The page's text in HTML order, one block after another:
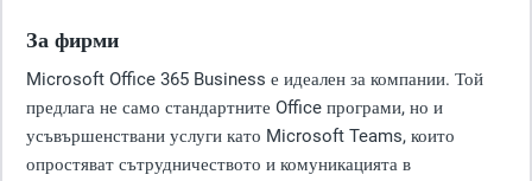
За фирми
Microsoft Office 365 Business е идеален за компании. Той
предлага не само стандартните Office програми, но и
усъвършенствани услуги като Microsoft Teams, които
опростяват сътрудничеството и комуникацията в